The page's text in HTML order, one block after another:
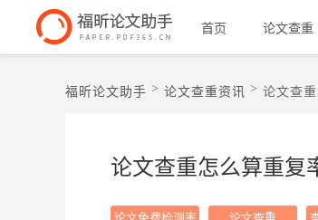
首页 论文查重
福昕论文助手 > 论文查重资讯 > 论文查
论文查重怎么算重复